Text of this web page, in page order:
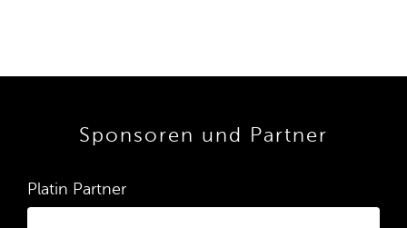
Sponsoren und Partner
Platin Partner